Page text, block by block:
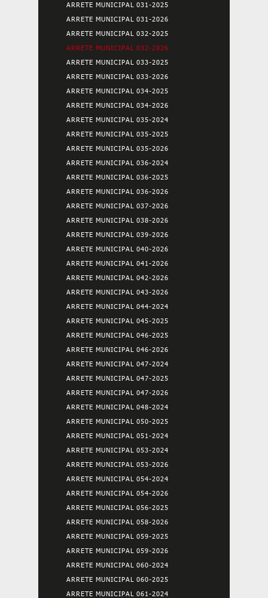
ARRETE MUNICIPAL 031-2025
ARRETE MUNICIPAL 031-2026
ARRETE MUNICIPAL 032-2025
ARRETE MUNICIPAL 032-2026
ARRETE MUNICIPAL 033-2025
ARRETE MUNICIPAL 033-2026
ARRETE MUNICIPAL 034-2025
ARRETE MUNICIPAL 034-2026
ARRETE MUNICIPAL 035-2024
ARRETE MUNICIPAL 035-2025
ARRETE MUNICIPAL 035-2026
ARRETE MUNICIPAL 036-2024
ARRETE MUNICIPAL 036-2025
ARRETE MUNICIPAL 036-2026
ARRETE MUNICIPAL 037-2026
ARRETE MUNICIPAL 038-2026
ARRETE MUNICIPAL 039-2026
ARRETE MUNICIPAL 040-2026
ARRETE MUNICIPAL 041-2026
ARRETE MUNICIPAL 042-2026
ARRETE MUNICIPAL 043-2026
ARRETE MUNICIPAL 044-2024
ARRETE MUNICIPAL 045-2025
ARRETE MUNICIPAL 046-2025
ARRETE MUNICIPAL 046-2026
ARRETE MUNICIPAL 047-2024
ARRETE MUNICIPAL 047-2025
ARRETE MUNICIPAL 047-2026
ARRETE MUNICIPAL 048-2024
ARRETE MUNICIPAL 050-2025
ARRETE MUNICIPAL 051-2024
ARRETE MUNICIPAL 053-2024
ARRETE MUNICIPAL 053-2026
ARRETE MUNICIPAL 054-2024
ARRETE MUNICIPAL 054-2026
ARRETE MUNICIPAL 056-2025
ARRETE MUNICIPAL 058-2026
ARRETE MUNICIPAL 059-2025
ARRETE MUNICIPAL 059-2026
ARRETE MUNICIPAL 060-2024
ARRETE MUNICIPAL 060-2025
ARRETE MUNICIPAL 061-2024